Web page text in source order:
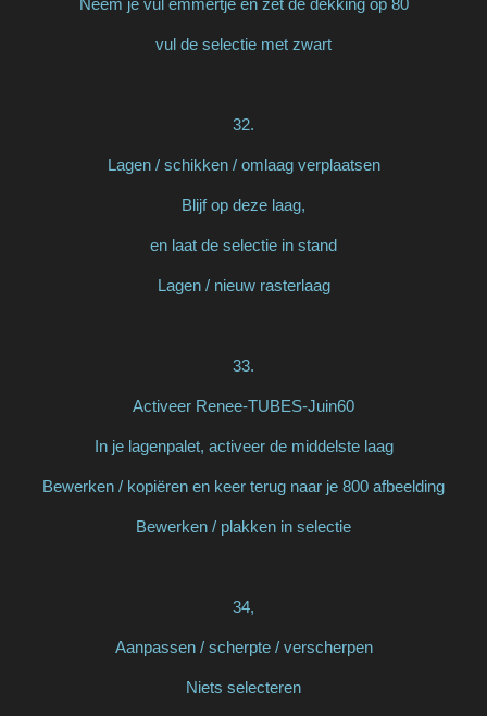
vul de selectie met zwart
32.
Lagen / schikken / omlaag verplaatsen
Blijf op deze laag,
en laat de selectie in stand
Lagen / nieuw rasterlaag
33.
Activeer Renee-TUBES-Juin60
In je lagenpalet, activeer de middelste laag
Bewerken / kopiëren en keer terug naar je 800 afbeelding
Bewerken / plakken in selectie
34,
Aanpassen / scherpte / verscherpen
Niets selecteren